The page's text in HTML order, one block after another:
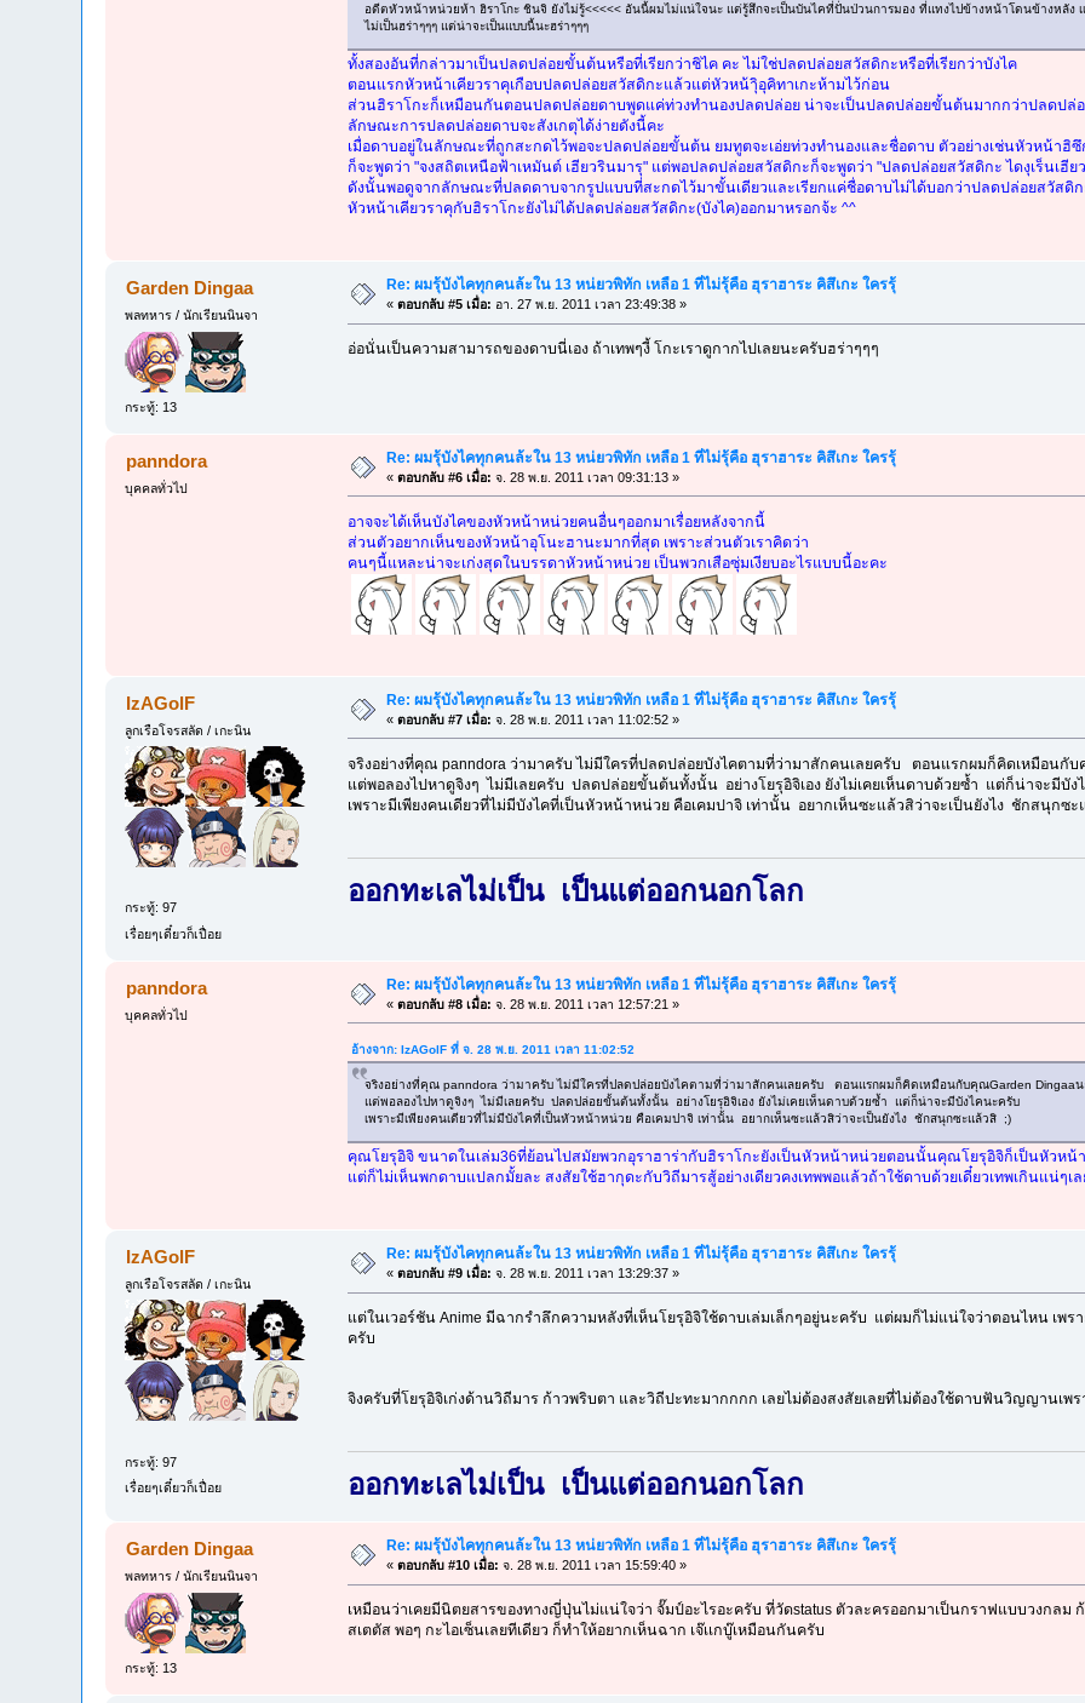
อดีตหัวหน้าหน่วยห้า ฮิราโกะ ชินจิ ยังไม่รู้<<<<< อันนี้ผมไม่แน่ใจนะ แต่รู้สึกจะเป็นบันไคที่ปั่นป่วนการมอง ที่แทงไปข้างหน้าโดนข้างหลัง
ไม่เป็นฮร่าๆๆๆ แต่น่าจะเป็นแบบนี้นะฮร่าๆๆๆ
ทั้งสองอันที่กล่าวมาเป็นปลดปล่อยขั้นต้นหรือที่เรียกว่าชิไค คะ ไม่ใช่ปลดปล่อยสวัสดิกะหรือที่เรียกว่าบังไค
ตอนแรกหัวหน้าเคียวราคุเกือบปลดปล่อยสวัสดิกะแล้วแต่หัวหน้าิุอุคิทาเกะห้ามไว้ก่อน
ส่วนฮิราโกะก็เหมือนกันตอนปลดปล่อยดาบพูดแค่ท่วงทำนองปลดปล่อย น่าจะเป็นปลดปล่อยขั้นต้นมากกว่าปลดปล่
ลักษณะการปลดปล่อยดาบจะสังเกตุได้ง่ายดังนี้คะ
เมื่อดาบอยู่ในลักษณะที่ถูกสะกดไว้พอจะปลดปล่อยขั้นต้น ยมทูตจะเอ่ยท่วงทำนองและชื่อดาบ ตัวอย่างเช่นหัวหน้าฮิซึ
ก็จะพูดว่า "จงสถิตเหนือฟ้าเหมันต์ เฮียวรินมารุ" แต่พอปลดปล่อยสวัสดิกะก็จะพูดว่า "ปลดปล่อยสวัสดิกะ ไดงุเร็นเฮีย
ดังนั้นพอดูจากลักษณะที่ปลดดาบจากรูปแบบที่สะกดไว้มาขั้นเดียวและเรียกแค่ชื่อดาบไม่ได้บอกว่าปลดปล่อยสวัสดิก
หัวหน้าเคียวราคุกับฮิราโกะยังไม่ได้ปลดปล่อยสวัสดิกะ(บังไค)ออกมาหรอกจ้ะ ^^
Garden Dingaa
พลทหาร / นักเรียนนินจา
กระทู้: 13
Re: ผมรุ้บังไคทุกคนล้ะใน 13 หน่ยวพิทัก เหลือ 1 ที่ไม่รุ้คือ ฮุราฮาระ คิสึเกะ ใครรุ้
«ตอบกลับ #5 เมื่อ: อา. 27 พ.ย. 2011 เวลา 23:49:38 »
อ่อนั่นเป็นความสามารถของดาบนี่เอง ถ้าเทพๆงี้ โกะเราดูกากไปเลยนะครับฮร่าๆๆๆ
panndora
บุคคลทั่วไป
Re: ผมรุ้บังไคทุกคนล้ะใน 13 หน่ยวพิทัก เหลือ 1 ที่ไม่รุ้คือ ฮุราฮาระ คิสึเกะ ใครรุ้
«ตอบกลับ #6 เมื่อ: จ. 28 พ.ย. 2011 เวลา 09:31:13 »
อาจจะได้เห็นบังไคของหัวหน้าหน่วยคนอื่นๆออกมาเรื่อยหลังจากนี้
ส่วนตัวอยากเห็นของหัวหน้าอุโนะฮานะมากที่สุด เพราะส่วนตัวเราคิดว่า
คนๆนี้แหละน่าจะเก่งสุดในบรรดาหัวหน้าหน่วย เป็นพวกเสือซุ่มเงียบอะไรแบบนี้อะคะ
IzAGolF
ลูกเรือโจรสลัด / เกะนิน
กระทู้: 97
เรื่อยๆเดี๋ยวก็เปื่อย
Re: ผมรุ้บังไคทุกคนล้ะใน 13 หน่ยวพิทัก เหลือ 1 ที่ไม่รุ้คือ ฮุราฮาระ คิสึเกะ ใครรุ้
«ตอบกลับ #7 เมื่อ: จ. 28 พ.ย. 2011 เวลา 11:02:52 »
จริงอย่างที่คุณ panndora ว่ามาครับ ไม่มีใครที่ปลดปล่อยบังไคตามที่ว่ามาสักคนเลยครับ ตอนแรกผมก็คิดเหมือนกับ
แต่พอลองไปหาดูจิงๆ ไม่มีเลยครับ ปลดปล่อยขั้นต้นทั้งนั้น อย่างโยรุอิจิเอง ยังไม่เคยเห็นดาบด้วยซ้ำ แต่ก็น่าจะมีบัง
เพราะมีเพียงคนเดียวที่ไม่มีบังไคที่เป็นหัวหน้าหน่วย คือเคมปาจิ เท่านั้น อยากเห็นซะแล้วสิว่าจะเป็นยังไง ชักสนุกซ
ออกทะเลไม่เป็น เป็นแต่ออกนอกโลก
panndora
บุคคลทั่วไป
Re: ผมรุ้บังไคทุกคนล้ะใน 13 หน่ยวพิทัก เหลือ 1 ที่ไม่รุ้คือ ฮุราฮาระ คิสึเกะ ใครรุ้
«ตอบกลับ #8 เมื่อ: จ. 28 พ.ย. 2011 เวลา 12:57:21 »
อ้างจาก: IzAGolF ที่ จ. 28 พ.ย. 2011 เวลา 11:02:52
จริงอย่างที่คุณ panndora ว่ามาครับ ไม่มีใครที่ปลดปล่อยบังไคตามที่ว่ามาสักคนเลยครับ ตอนแรกผมก็คิดเหมือนกับคุณGarden Dingaaน
แต่พอลองไปหาดูจิงๆ ไม่มีเลยครับ ปลดปล่อยขั้นต้นทั้งนั้น อย่างโยรุอิจิเอง ยังไม่เคยเห็นดาบด้วยซ้ำ แต่ก็น่าจะมีบังไคนะครับ
เพราะมีเพียงคนเดียวที่ไม่มีบังไคที่เป็นหัวหน้าหน่วย คือเคมปาจิ เท่านั้น อยากเห็นซะแล้วสิว่าจะเป็นยังไง ชักสนุกซะแล้วสิ ;)
คุณโยรุอิจิ ขนาดในเล่ม36ที่ย้อนไปสมัยพวกอุราฮาร่ากับฮิราโกะยังเป็นหัวหน้าหน่วยตอนนั้นคุณโยรุอิจิก็เป็นหัวหน้
แต่ก็ไม่เห็นพกดาบแปลกมั้ยละ สงสัยใช้ฮากุดะกับวิถีมารสู้อย่างเดียวคงเทพพอแล้วถ้าใช้ดาบด้วยเดี๋ยวเทพเกินแน่ๆเล
IzAGolF
ลูกเรือโจรสลัด / เกะนิน
กระทู้: 97
เรื่อยๆเดี๋ยวก็เปื่อย
Re: ผมรุ้บังไคทุกคนล้ะใน 13 หน่ยวพิทัก เหลือ 1 ที่ไม่รุ้คือ ฮุราฮาระ คิสึเกะ ใครรุ้
«ตอบกลับ #9 เมื่อ: จ. 28 พ.ย. 2011 เวลา 13:29:37 »
แต่ในเวอร์ชัน Anime มีฉากรำลึกความหลังที่เห็นโยรุอิจิใช้ดาบเล่มเล็กๆอยู่นะครับ แต่ผมก็ไม่แน่ใจว่าตอนไหน เพ
ครับ
จิงครับที่โยรุอิจิเก่งด้านวิถีมาร ก้าวพริบตา และวิถีปะทะมากกกก เลยไม่ต้องสงสัยเลยที่ไม่ต้องใช้ดาบฟันวิญญานเพร
ออกทะเลไม่เป็น เป็นแต่ออกนอกโลก
Garden Dingaa
พลทหาร / นักเรียนนินจา
กระทู้: 13
Re: ผมรุ้บังไคทุกคนล้ะใน 13 หน่ยวพิทัก เหลือ 1 ที่ไม่รุ้คือ ฮุราฮาระ คิสึเกะ ใครรุ้
«ตอบกลับ #10 เมื่อ: จ. 28 พ.ย. 2011 เวลา 15:59:40 »
เหมือนว่าเคยมีนิตยสารของทางญี่ปุ่นไม่แน่ใจว่า จั๊มป์อะไรอะครับ ที่วัดstatus ตัวละครออกมาเป็นกราฟแบบวงกล
สเตตัส พอๆ กะไอเซ็นเลยทีเดียว ก็ทำให้อยากเห็นฉาก เจ๊เเกบู๊เหมือนกันครับ